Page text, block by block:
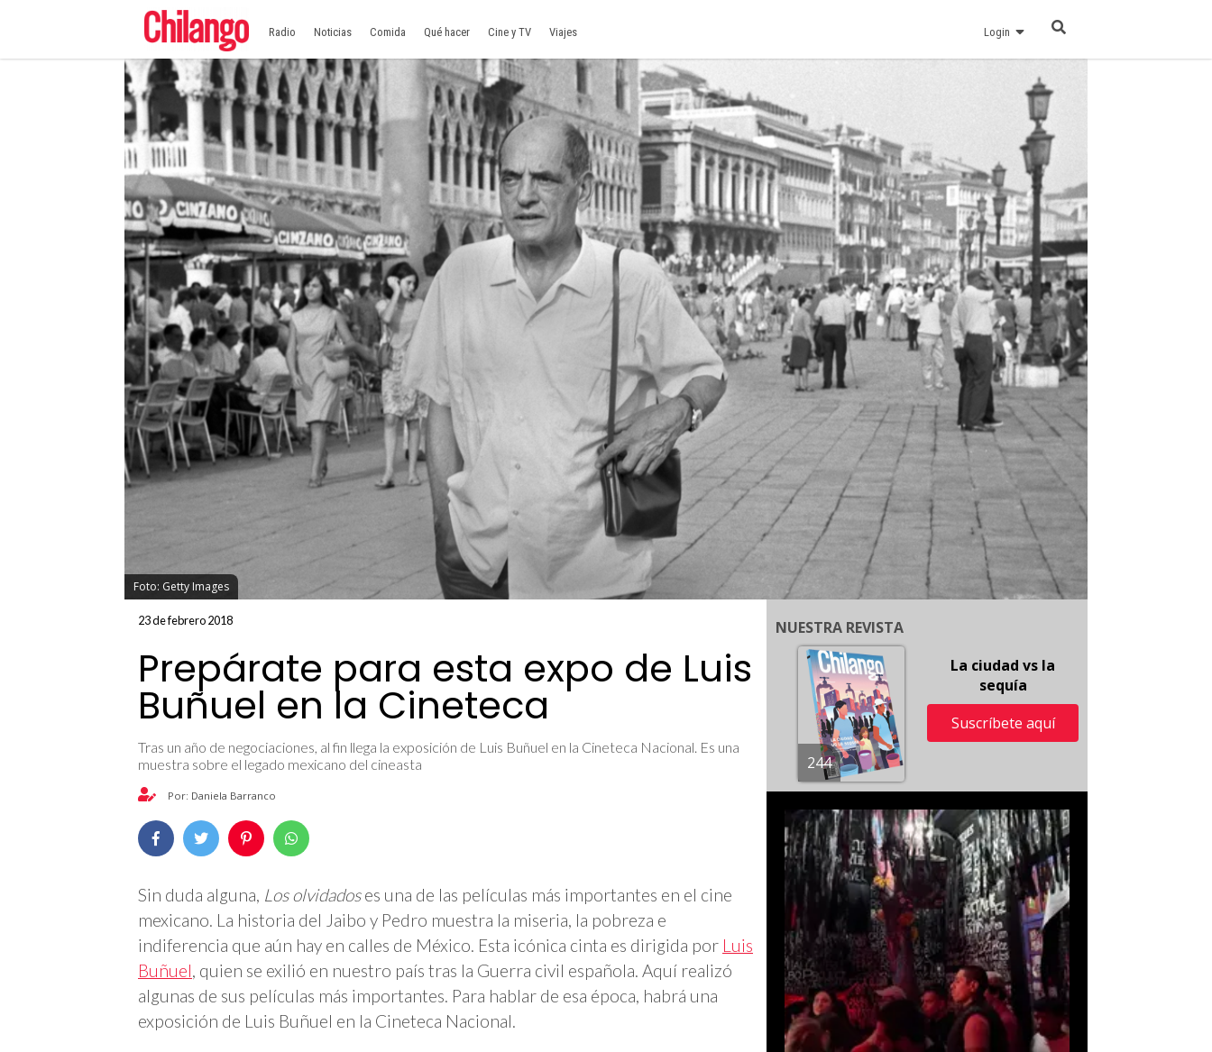
Radio Noticias Comida Qué hacer Cine y TV Viajes Login
Foto: Getty Images
23 de febrero 2018
Prepárate para esta expo de Luis
Buñuel en la Cineteca
Tras un año de negociaciones, al fin llega la exposición de Luis Buñuel en la Cineteca Nacional. Es una
muestra sobre el legado mexicano del cineasta
Por: Daniela Barranco
Sin duda alguna, Los olvidadoses una de las películas más importantes en el cine
mexicano. La historia del Jaibo y Pedro muestra la miseria, la pobreza e
indiferencia que aún hay en calles de México. Esta icónica cinta es dirigida por Luis
Buñuel, quien se exilió en nuestro país tras la Guerra civil española. Aquí realizó
algunas de sus películas más importantes. Para hablar de esa época, habrá una
exposición de Luis Buñuel en la Cineteca Nacional.
NUESTRA REVISTA
244
La ciudad vs la
sequía
Suscríbete aquí